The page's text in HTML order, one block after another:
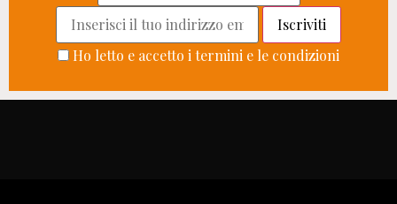
Ho letto e accetto i termini e le condizioni